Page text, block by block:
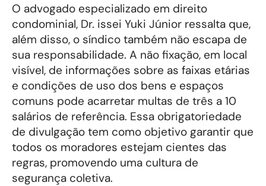
O advogado especializado em direito
condominial, Dr. issei Yuki Júnior ressalta que,
além disso, o síndico também não escapa de
sua responsabilidade. A não fixação, em local
visível, de informações sobre as faixas etárias
e condições de uso dos bens e espaços
comuns pode acarretar multas de três a 10
salários de referência. Essa obrigatoriedade
de divulgação tem como objetivo garantir que
todos os moradores estejam cientes das
regras, promovendo uma cultura de
segurança coletiva.